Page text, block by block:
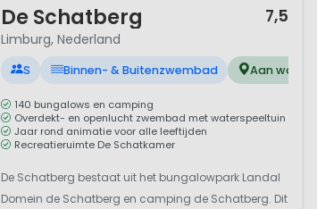
De Schatberg 7,5
Limburg, Nederland
S Binnen- & Buitenzwembad Aan water
140 bungalows en camping
Overdekt- en openlucht zwembad met waterspeeltuin
Jaar rond animatie voor alle leeftijden
Recreatieruimte De Schatkamer
De Schatberg bestaat uit het bungalowpark Landal
Domein de Schatberg en camping de Schatberg. Dit